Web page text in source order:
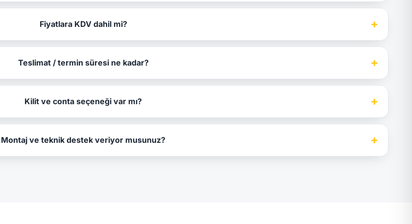
Fiyatlara KDV dahil mi? +
Teslimat / termin süresi ne kadar? +
Kilit ve conta seçeneği var mı? +
Montaj ve teknik destek veriyor musunuz? +